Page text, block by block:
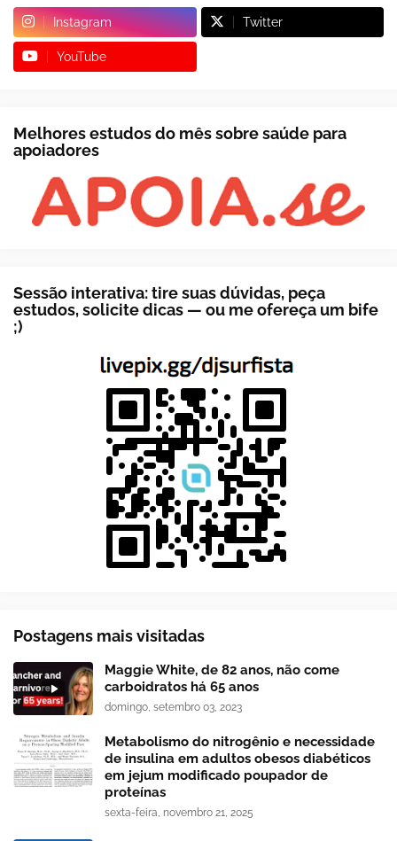
Instagram Twitter
YouTube
Melhores estudos do mês sobre saúde para
apoiadores
Sessão interativa: tire suas dúvidas, peça
estudos, solicite dicas — ou me ofereça um bife
;)
Postagens mais visitadas
Maggie White, de 82 anos, não come
carboidratos há 65 anos
domingo, setembro 03, 2023
Metabolismo do nitrogênio e necessidade
de insulina em adultos obesos diabéticos
em jejum modificado poupador de
proteínas
sexta-feira, novembro 21, 2025